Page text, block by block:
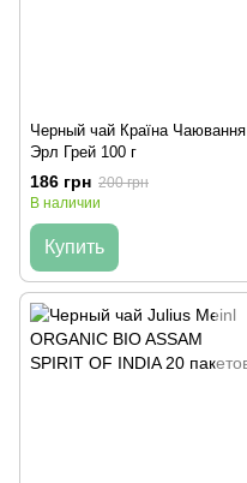
Черный чай Країна Чаювання
Эрл Грей 100 г
186 грн 200 грн
В наличии
Купить